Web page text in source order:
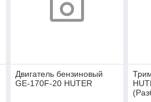
Двигатель бензиновый
GE-170F-20 HUTER